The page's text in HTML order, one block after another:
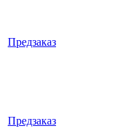
Предзаказ
Предзаказ